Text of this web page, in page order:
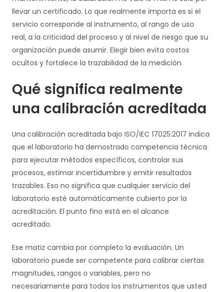
llevar un certificado. Lo que realmente importa es si el
servicio corresponde al instrumento, al rango de uso
real, a la criticidad del proceso y al nivel de riesgo que su
organización puede asumir. Elegir bien evita costos
ocultos y fortalece la trazabilidad de la medición.
Qué significa realmente
una calibración acreditada
Una calibración acreditada bajo ISO/IEC 17025:2017 indica
que el laboratorio ha demostrado competencia técnica
para ejecutar métodos específicos, controlar sus
procesos, estimar incertidumbre y emitir resultados
trazables. Eso no significa que cualquier servicio del
laboratorio esté automáticamente cubierto por la
acreditación. El punto fino está en el alcance
acreditado.
Ese matiz cambia por completo la evaluación. Un
laboratorio puede ser competente para calibrar ciertas
magnitudes, rangos o variables, pero no
necesariamente para todos los instrumentos que usted